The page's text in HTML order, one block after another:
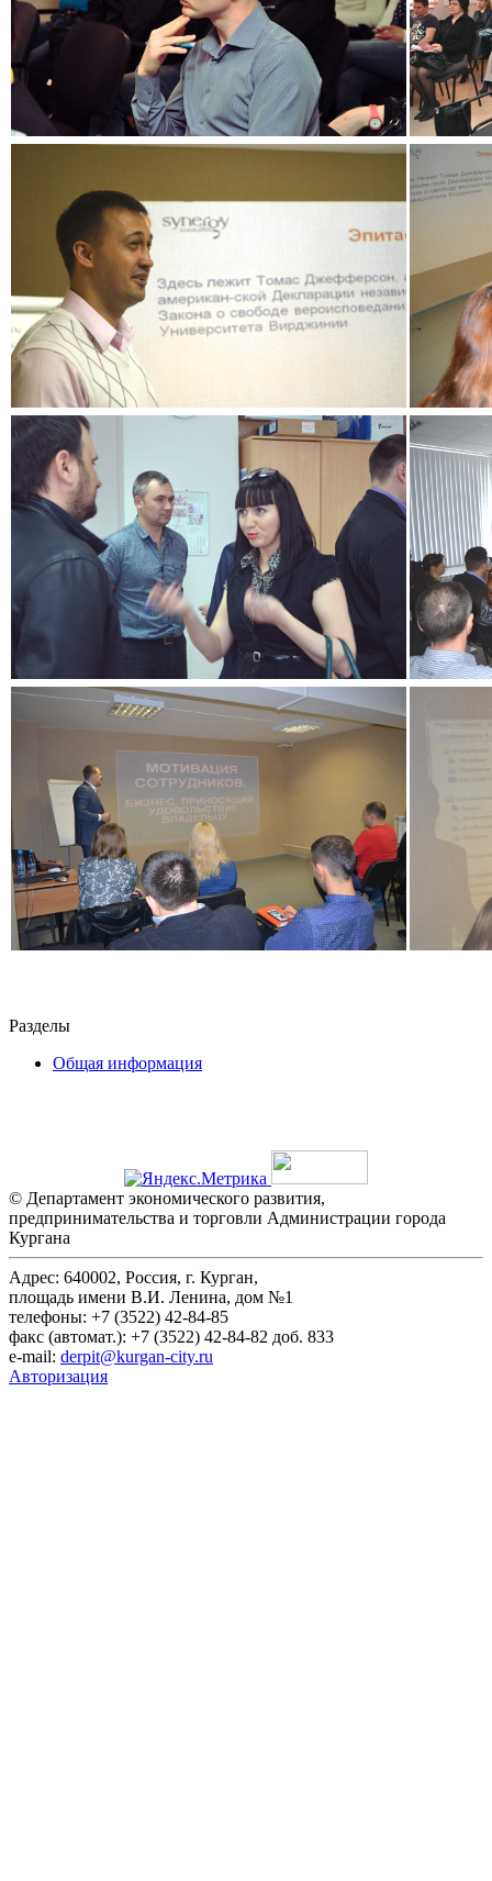
Разделы
Общая информация
© Департамент экономического развития,
предпринимательства и торговли Администрации города
Кургана
Адрес: 640002, Россия, г. Курган,
площадь имени В.И. Ленина, дом №1
телефоны: +7 (3522) 42-84-85
факс (автомат.): +7 (3522) 42-84-82 доб. 833
e-mail: derpit@kurgan-city.ru
Авторизация